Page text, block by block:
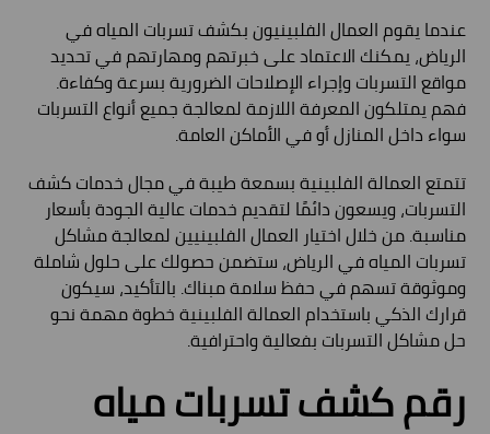
عندما يقوم العمال الفلبينيون بكشف تسربات المياه في
الرياض، يمكنك الاعتماد على خبرتهم ومهارتهم في تحديد
مواقع التسربات وإجراء الإصلاحات الضرورية بسرعة وكفاءة.
فهم يمتلكون المعرفة اللازمة لمعالجة جميع أنواع التسربات
سواء داخل المنازل أو في الأماكن العامة.
تتمتع العمالة الفلبينية بسمعة طيبة في مجال خدمات كشف
التسربات، ويسعون دائمًا لتقديم خدمات عالية الجودة بأسعار
مناسبة. من خلال اختيار العمال الفلبينيين لمعالجة مشاكل
تسربات المياه في الرياض، ستضمن حصولك على حلول شاملة
وموثوقة تسهم في حفظ سلامة مبناك. بالتأكيد، سيكون
قرارك الذكي باستخدام العمالة الفلبينية خطوة مهمة نحو
حل مشاكل التسربات بفعالية واحترافية.
رقم كشف تسربات مياه